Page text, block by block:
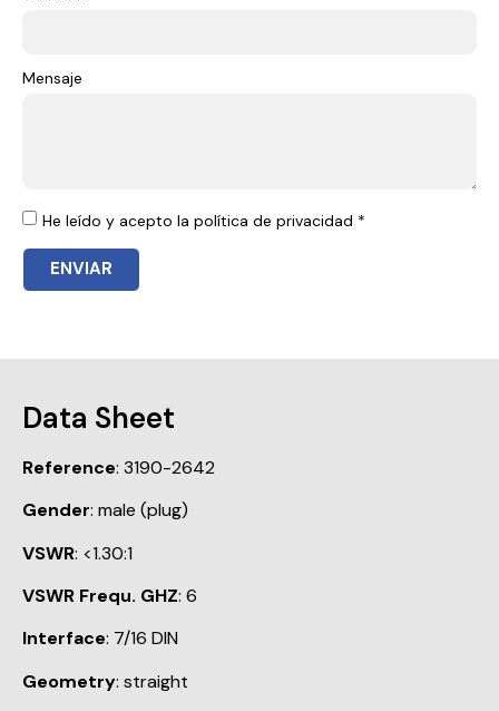
Mensaje
He leído y acepto la política de privacidad *
ENVIAR
Data Sheet
Reference: 3190-2642
Gender: male (plug)
VSWR: <1.30:1
VSWR Frequ. GHZ: 6
Interface: 7/16 DIN
Geometry: straight